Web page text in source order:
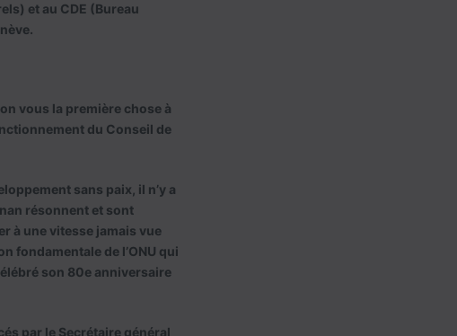
et au CDE (Bureau
vous la première chose à
du Conseil de
sans paix, il n’y a
résonnent et sont
à une vitesse jamais vue
fondamentale de l’ONU qui
son 80e anniversaire
par le Secrétaire général